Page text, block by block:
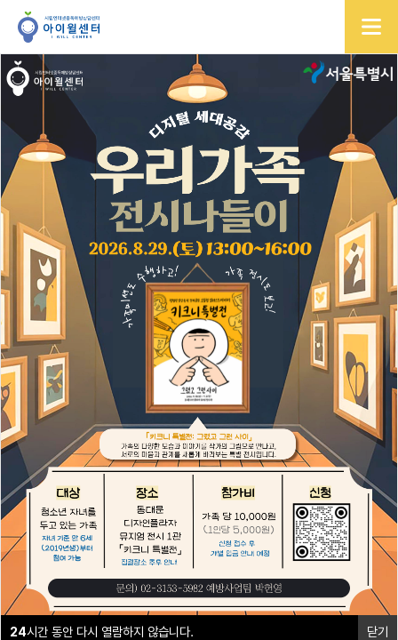
24시간 동안 다시 열람하지 않습니다. 닫기
24시간 동안 다시 열람하지 않습니다. 닫기
24시간 동안 다시 열람하지 않습니다. 닫기
1 2